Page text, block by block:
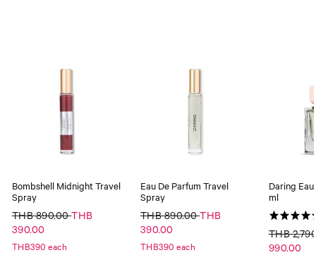
Bombshell Midnight Travel
Spray
THB 890.00THB
390.00
THB390 each
Eau De Parfum Travel
Spray
THB 890.00THB
390.00
THB390 each
Daring
ml
THB
990.00